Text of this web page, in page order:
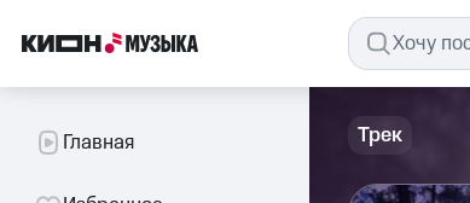
Главная Трек